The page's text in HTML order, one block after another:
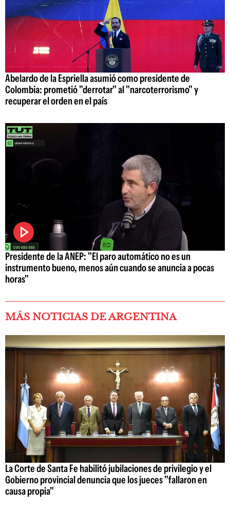
Abelardo de la Espriella asumió como presidente de
Colombia: prometió "derrotar" al "narcoterrorismo" y
recuperar el orden en el país
Presidente de la ANEP: "El paro automático no es un
instrumento bueno, menos aún cuando se anuncia a pocas
horas"
MÁS NOTICIAS DE ARGENTINA
La Corte de Santa Fe habilitó jubilaciones de privilegio y el
Gobierno provincial denuncia que los jueces "fallaron en
causa propia"